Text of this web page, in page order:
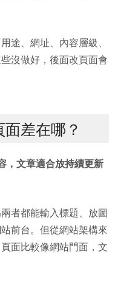
途、網址、內容層級、
沒做好，後面改頁面會
差在哪？
，文章適合放持續更新
者都能輸入標題、放圖
前台。但從網站架構來
面比較像網站門面，文